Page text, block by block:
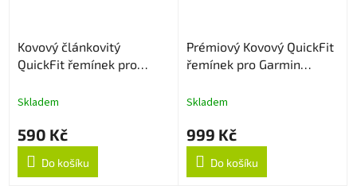
Kovový článkovitý
QuickFit řemínek pro
Skladem
590 Kč
Do košíku
Prémiový Kovový QuickFit
řemínek pro Garmin
Skladem
999 Kč
Do košíku